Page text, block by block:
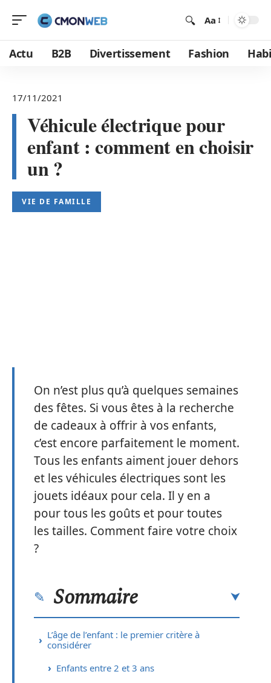
Aa
Actu B2B Divertissement Fashion
17/11/2021
Véhicule électrique pour
enfant : comment en choisir
un ?
VIE DE FAMILLE
On n’est plus qu’à quelques semaines
des fêtes. Si vous êtes à la recherche
de cadeaux à offrir à vos enfants,
c’est encore parfaitement le moment.
Tous les enfants aiment jouer dehors
et les véhicules électriques sont les
jouets idéaux pour cela. Il y en a
pour tous les goûts et pour toutes
les tailles. Comment faire votre choix
?
Sommaire
L’âge de l’enfant : le premier critère à
considérer
Enfants entre 2 et 3 ans